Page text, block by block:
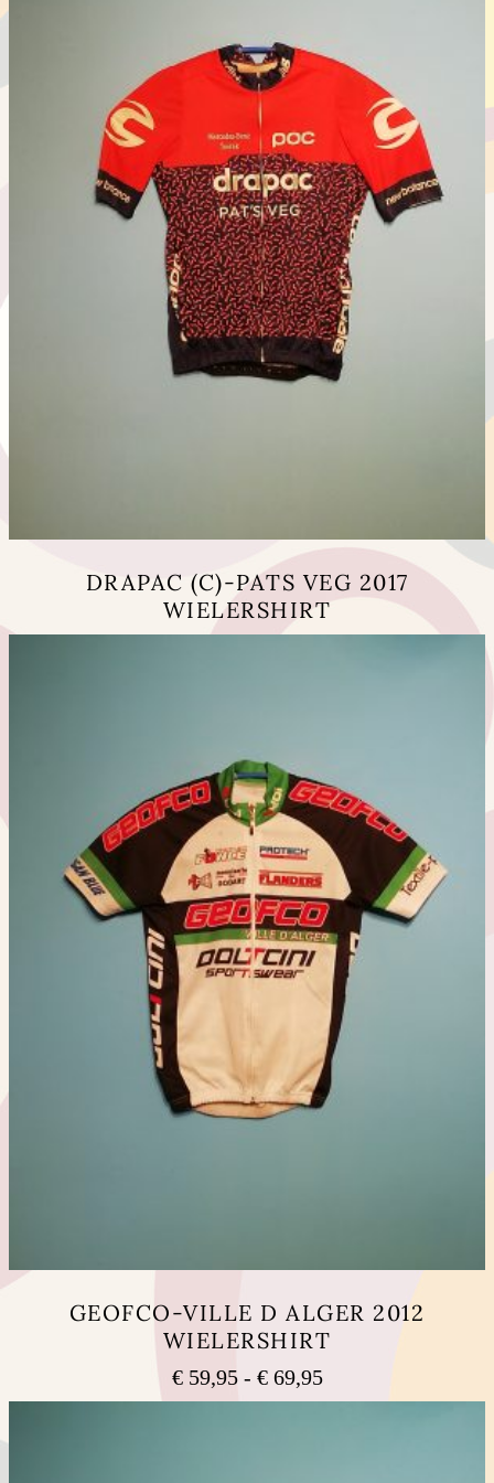
DRAPAC (C)-PATS VEG 2017
WIELERSHIRT
optie
kan
gekozen
worden
op
de
productpagina
GEOFCO-VILLE D ALGER 2012
WIELERSHIRT
€59,95 - €69,95Prijsklasse:
€ 59,95